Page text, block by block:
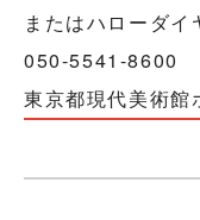
またはハローダ
050-5541-8600
東京都現代美術館